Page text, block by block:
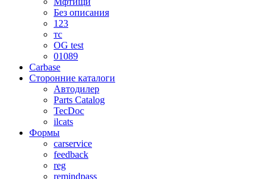
Без описания
123
тс
OG test
01089
Carbase
Сторонние каталоги
Автодилер
Parts Catalog
TecDoc
ilcats
Формы
carservice
feedback
reg
remindpass